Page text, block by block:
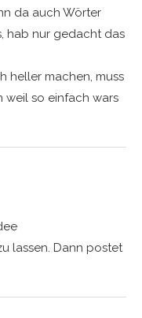
da auch Wörter
hab nur gedacht das
heller machen, muss
weil so einfach wars
lassen. Dann postet